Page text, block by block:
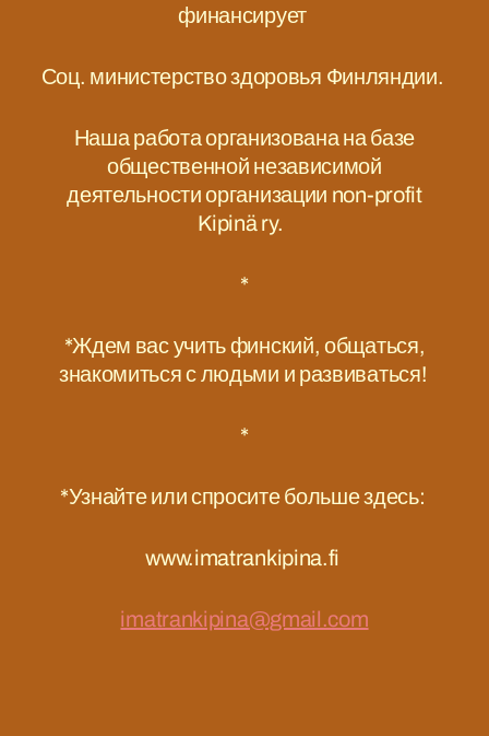
финансирует
Соц. министерство здоровья Финляндии.
Наша работа организована на базе
общественной независимой
деятельности организации non-profit
Kipinä ry.
*
*Ждем вас учить финский, общаться,
знакомиться с людьми и развиваться!
*
*Узнайте или спросите больше здесь:
www.imatrankipina.fi
imatrankipina@gmail.com